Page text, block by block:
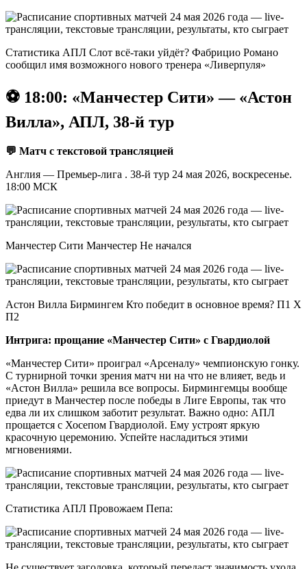
Статистика АПЛ Слот всё-таки уйдёт? Фабрицио Романо
сообщил имя возможного нового тренера «Ливерпуля»
⚽️ 18:00: «Манчестер Сити» — «Астон
Вилла», АПЛ, 38-й тур
💬 Матч с текстовой трансляцией
Англия — Премьер-лига . 38-й тур 24 мая 2026, воскресенье.
18:00 МСК
Манчестер Сити Манчестер Не начался
Астон Вилла Бирмингем Кто победит в основное время? П1 X
П2
Интрига: прощание «Манчестер Сити» с Гвардиолой
«Манчестер Сити» проиграл «Арсеналу» чемпионскую гонку.
С турнирной точки зрения матч ни на что не влияет, ведь и
«Астон Вилла» решила все вопросы. Бирмингемцы вообще
приедут в Манчестер после победы в Лиге Европы, так что
едва ли их слишком заботит результат. Важно одно: АПЛ
прощается с Хосепом Гвардиолой. Ему устроят яркую
красочную церемонию. Успейте насладиться этими
мгновениями.
Статистика АПЛ Провожаем Пепа: